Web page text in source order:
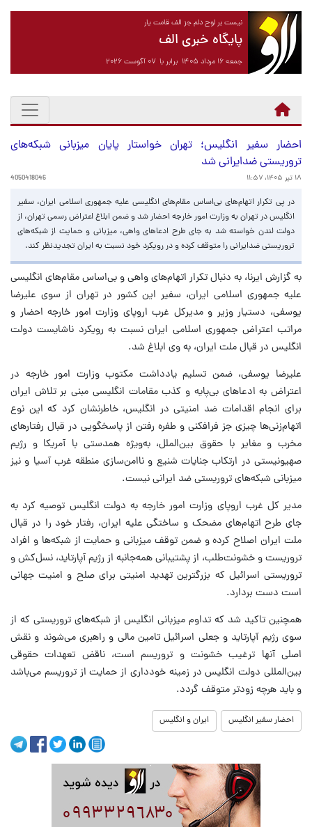
نیست بر لوح دلم جز الف قامت یار
پایگاه خبری الف
جمعه ۱۶ مرداد ۱۴۰۵ برابر با ۰۷ آگوست ۲۰۲۶
احضار سفیر انگلیس؛ تهران خواستار پایان میزبانی شبکه‌های
تروریستی ضدایرانی شد
۱۸ تیر ۱۴۰۵، ۱۱:۵۷ 4050418046
در پی تکرار اتهام‌های بی‌اساس مقام‌های انگلیسی علیه جمهوری اسلامی ایران، سفیر
انگلیس در تهران به وزارت امور خارجه احضار شد و ضمن ابلاغ اعتراض رسمی تهران، از
دولت لندن خواسته شد به جای طرح ادعاهای واهی، میزبانی و حمایت از شبکه‌های
تروریستی ضدایرانی را متوقف کرده و در رویکرد خود نسبت به ایران تجدیدنظر کند.
به گزارش ایرنا، به دنبال تکرار اتهام‌های واهی و بی‌اساس مقام‌های انگلیسی
علیه جمهوری اسلامی ایران، سفیر این کشور در تهران از سوی علیرضا
یوسفی، دستیار وزیر و مدیرکل غرب اروپای وزارت امور خارجه احضار و
مراتب اعتراض جمهوری اسلامی ایران نسبت به رویکرد ناشایست دولت
انگلیس در قبال ملت ایران، به وی ابلاغ شد.
علیرضا یوسفی، ضمن تسلیم یادداشت مکتوب وزارت امور خارجه در
اعتراض به ادعاهای بی‌پایه و کذب مقامات انگلیسی مبنی بر تلاش ایران
برای انجام اقدامات ضد امنیتی در انگلیس، خاطرنشان کرد که این نوع
اتهام‌زنی‌ها چیزی جز فرافکنی و طفره رفتن از پاسخگویی در قبال رفتارهای
مخرب و مغایر با حقوق بین‌الملل، به‌ویژه همدستی با آمریکا و رژیم
صهیونیستی در ارتکاب جنایات شنیع و ناامن‌سازی منطقه غرب آسیا و نیز
میزبانی شبکه‌های تروریستی ضد ایرانی نیست‌.
مدیر کل غرب اروپای وزارت امور خارجه به دولت انگلیس توصیه کرد به
جای طرح اتهام‌های مضحک و ساختگی علیه ایران، رفتار خود را در قبال
ملت ایران اصلاح کرده و ضمن توقف میزبانی و حمایت از شبکه‌ها و افراد
تروریست و خشونت‌طلب، از پشتیبانی همه‌جانبه از رژیم آپارتاید، نسل‌کش و
تروریستی اسرائیل که بزرگترین تهدید امنیتی برای صلح و امنیت جهانی
است دست بردارد.
همچنین تاکید شد که تداوم میزبانی انگلیس از شبکه‌های تروریستی که از
سوی رژیم آپارتاید و جعلی اسرائیل تامین مالی و راهبری می‌شوند و نقش
اصلی آنها ترغیب خشونت و تروریسم است، ناقض تعهدات حقوقی
بین‌المللی دولت انگلیس در زمینه خودداری از حمایت از تروریسم می‌باشد
و باید هرچه زودتر متوقف گردد.
احضار سفیر انگلیس ایران و انگلیس